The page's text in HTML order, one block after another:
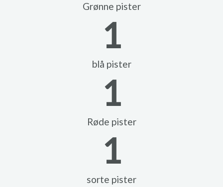
Grønne pister
1
blå pister
1
Røde pister
1
sorte pister